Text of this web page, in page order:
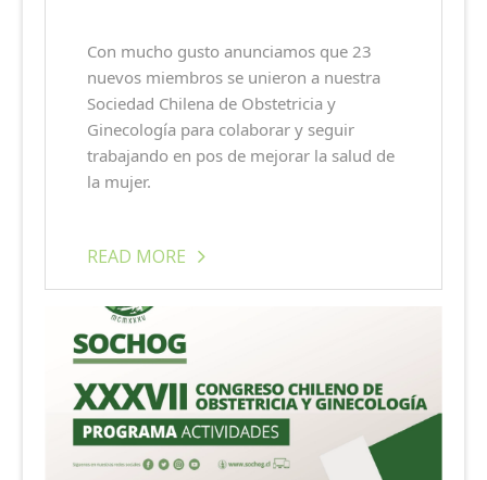
Con mucho gusto anunciamos que 23
nuevos miembros se unieron a nuestra
Sociedad Chilena de Obstetricia y
Ginecología para colaborar y seguir
trabajando en pos de mejorar la salud de
la mujer.
READ MORE